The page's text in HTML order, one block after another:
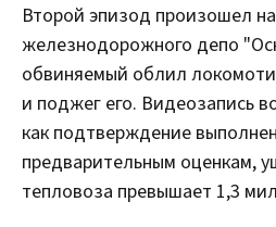
Второй эпизод произошел
железнодорожного депо
обвиняемый облил
и поджег его. Видеозапись
как подтверждение
предварительным оценкам,
тепловоза превышает 1,3